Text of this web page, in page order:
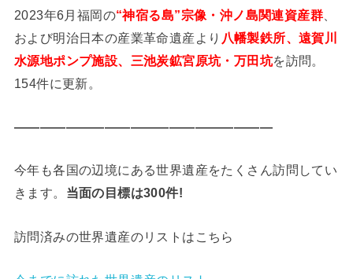
2023年6月福岡の“神宿る島”宗像・沖ノ島関連資産群
および明治日本の産業革命遺産より 八幡製鉄所、遠賀川
水源地ポンプ施設、三池炭鉱宮原坑・万田坑を訪問。
154件に更新。
————————————————————
今年も各国の辺境にある世界遺産をたくさん訪問してい
きます。 当面の目標は300件!
訪問済みの世界遺産のリストはこちら